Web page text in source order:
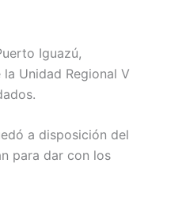
Iguazú,
Unidad Regional V
a disposición del
para dar con los